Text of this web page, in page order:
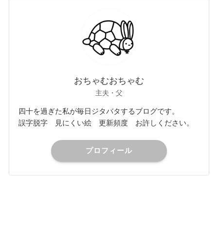
おちゃむおちゃむ
主夫・父
四十を過ぎた私が毎日ジタバタするブログです。
誤字脱字 見にくい絵 更新頻度 お許しください。
プロフィール